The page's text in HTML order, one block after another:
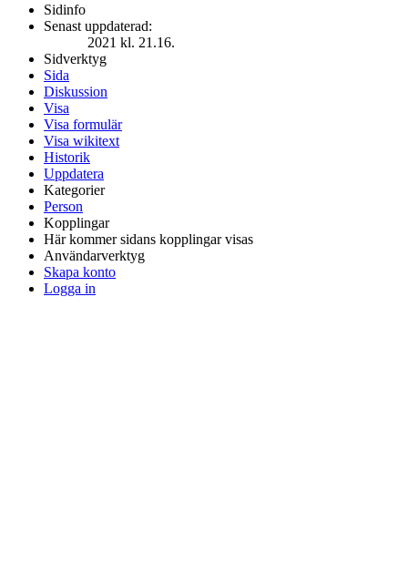
Sidinfo
Senast uppdaterad:
2021 kl. 21.16.
Sidverktyg
Sida
Diskussion
Visa
Visa formulär
Visa wikitext
Historik
Uppdatera
Kategorier
Person
Kopplingar
Här kommer sidans kopplingar visas
Användarverktyg
Skapa konto
Logga in